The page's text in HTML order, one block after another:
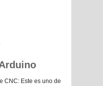
CNC: Este es uno de